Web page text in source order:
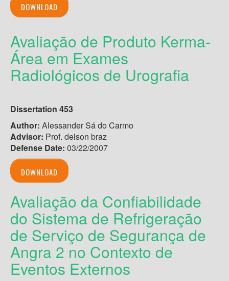
DOWNLOAD
Avaliação de Produto Kerma-
Área em Exames
Radiológicos de Urografia
Dissertation 453
Author: Alessander Sá do Carmo
Advisor: Prof. delson braz
Defense Date: 03/22/2007
DOWNLOAD
Avaliação da Confiabilidade
do Sistema de Refrigeração
de Serviço de Segurança de
Angra 2 no Contexto de
Eventos Externos